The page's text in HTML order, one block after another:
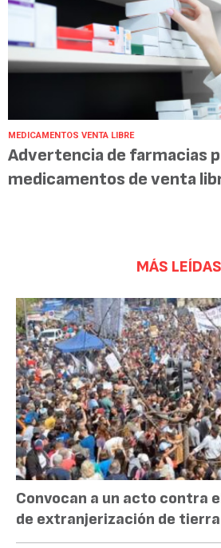
MEDICAMENTOS VENTA LIBRE
Advertencia de farmacias
medicamentos de venta
MÁS LEÍDAS
Convocan a un acto contra
de extranjerización de